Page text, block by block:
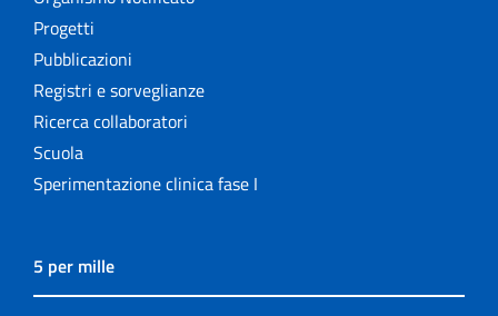
Progetti
Pubblicazioni
Registri e sorveglianze
Ricerca collaboratori
Scuola
Sperimentazione clinica fase I
5 per mille